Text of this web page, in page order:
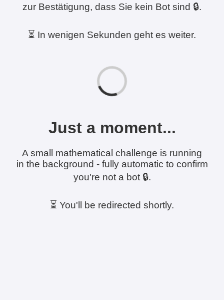
zur Bestätigung, dass Sie kein Bot sind 🔒.
⏳ In wenigen Sekunden geht es weiter.
Just a moment...
A small mathematical challenge is running
in the background - fully automatic to confirm
you're not a bot 🔒.
⏳ You'll be redirected shortly.